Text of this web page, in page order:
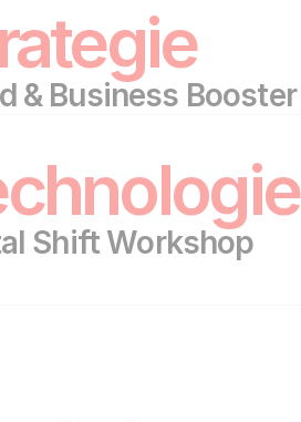
& Business Booster
Shift Workshop